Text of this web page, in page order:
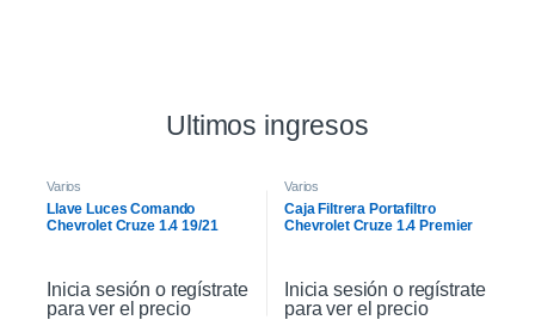
Ultimos ingresos
Varios
Llave Luces Comando
Chevrolet Cruze 1.4 19/21
Inicia sesión o regístrate
para ver el precio
Varios
Caja Filtrera Portafiltro
Chevrolet Cruze 1.4 Premier
Inicia sesión o regístrate
para ver el precio